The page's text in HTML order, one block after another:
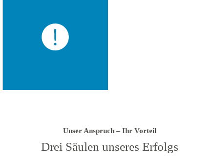
Unser Anspruch – Ihr Vorteil
Drei Säulen unseres Erfolgs